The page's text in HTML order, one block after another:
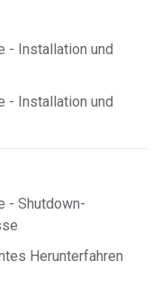
- Installation und
- Installation und
- Shutdown-
Herunterfahren